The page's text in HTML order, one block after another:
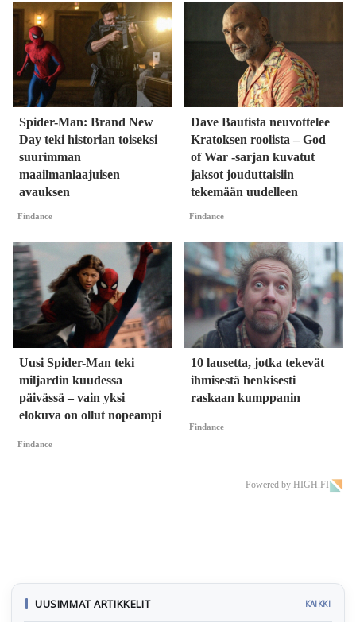
Spider-Man: Brand New
Day teki historian toiseksi
suurimman
maailmanlaajuisen
avauksen
Findance
Dave Bautista neuvottelee
Kratoksen roolista – God
of War -sarjan kuvatut
jaksot jouduttaisiin
tekemään uudelleen
Findance
Uusi Spider-Man teki
miljardin kuudessa
päivässä – vain yksi
elokuva on ollut nopeampi
Findance
10 lausetta, jotka tekevät
ihmisestä henkisesti
raskaan kumppanin
Findance
Powered by HIGH.FI
UUSIMMAT ARTIKKELIT KAIKKI